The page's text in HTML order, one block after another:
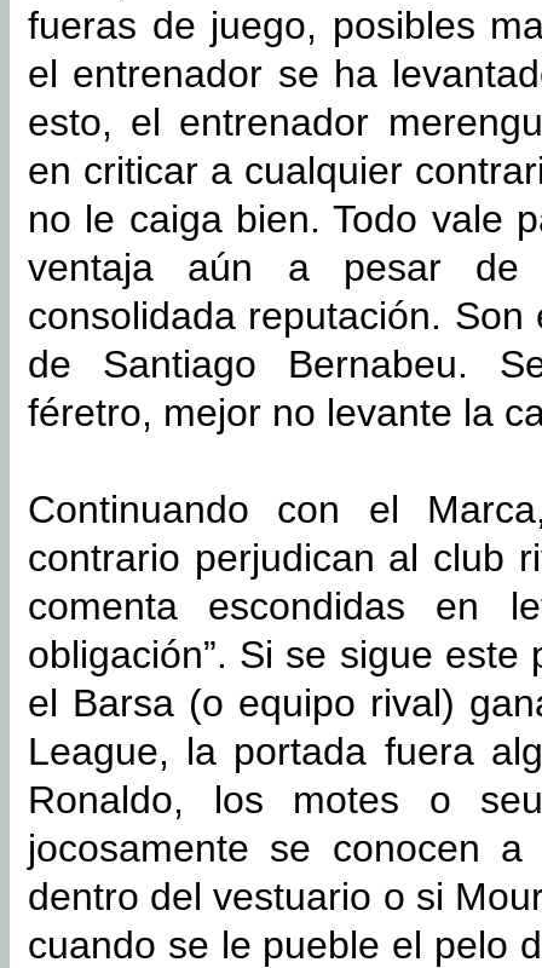
fueras de juego, posibles
el entrenador se ha
esto, el entrenador
en criticar a cualquier
no le caiga bien. Todo vale
ventaja aún a pesar de
consolidada reputación.
de Santiago Bernabeu.
féretro, mejor no levante la
Continuando con el
contrario perjudican al club
comenta escondidas en
obligación”. Si se sigue
el Barsa (o equipo rival)
League, la portada fuera
Ronaldo, los motes o
jocosamente se conocen
dentro del vestuario o si
cuando se le pueble el pelo